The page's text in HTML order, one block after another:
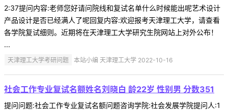
2:37提问内容:老师您好请问院线和复试名单什么时候能出呢艺术设计
产品设计是否已经满人了呢回复内容:欢迎报考天津理工大学，请查看
各学院复试细则。近期将在天津理工大学研究生院网站上对外公布！
...
天津理工大学考研问题 本站小编 天津理工大学 2022-10-16
社会工作专业复试名额姓名刘晓白 龄22岁 性别男 分数351
提问问题:社会工作专业复试名额问题咨询学院:社会发展学院提问人:1